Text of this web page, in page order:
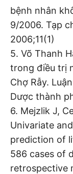
bệnh nhân
9/2006. Tạp
2006;11(1)
5. Võ Thanh
trong điều trị
Chợ Rẫy.
Dược thành
6. Mejzlik J,
Univariate
prediction of
586 cases of
retrospective